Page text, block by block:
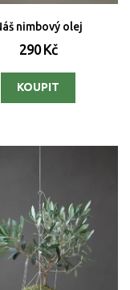
nimbový olej
290 Kč